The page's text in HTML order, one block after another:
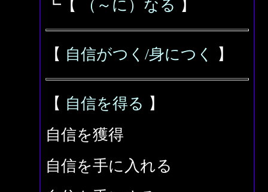
┗【
（～に）なる 】
【 自信がつく/身につく 】
【 自信を得る 】
自信を獲得
自信を手に入れる